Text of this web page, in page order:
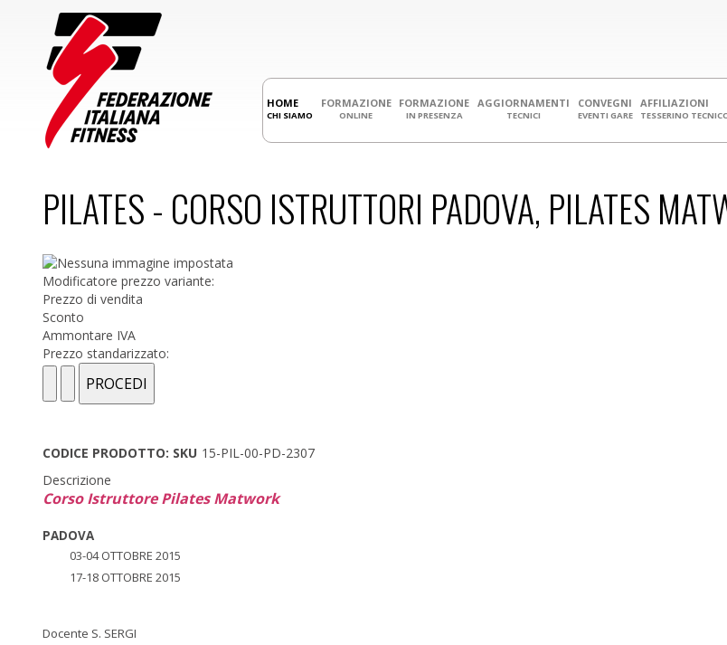
HOME
CHI SIAMO
FORMAZIONE
ONLINE
FORMAZIONE
IN PRESENZA
AGGIORNAMENTI
TECNICI
CONVEGNI
EVENTI GARE
AFFILIAZIONI
TESSERINO
PILATES - CORSO ISTRUTTORI PADOVA, PILATES
Modificatore prezzo variante:
Prezzo di vendita
Sconto
Ammontare IVA
Prezzo standarizzato:
CODICE PRODOTTO: SKU 15-PIL-00-PD-2307
Descrizione
Corso Istruttore Pilates Matwork
PADOVA
03-04 OTTOBRE 2015
17-18 OTTOBRE 2015
Docente S. SERGI